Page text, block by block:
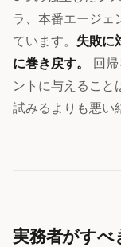
ラ、本番エージェ
ています。 失敗に
に巻き戻す。
回
ントに与えること
試みるよりも悪い
実務者がすべ